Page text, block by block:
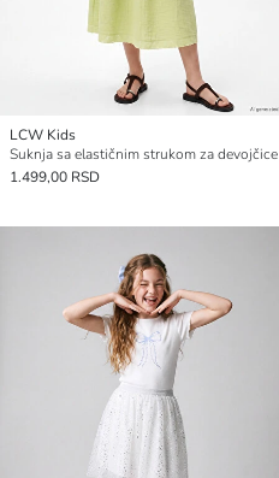
LCW Kids
Suknja sa elastičnim strukom za devojčice
1.499,00 RSD